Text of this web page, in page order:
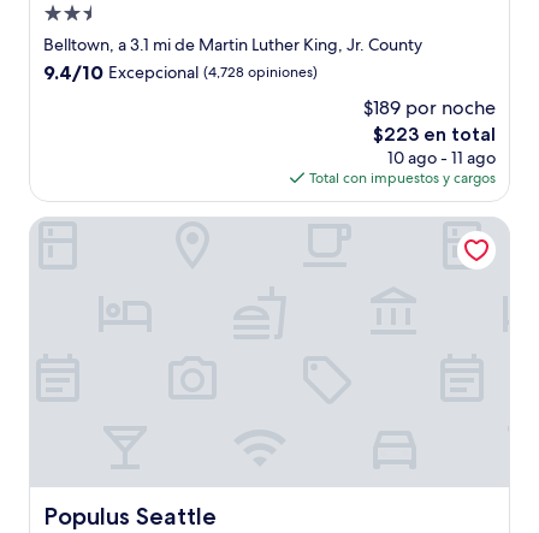
Propiedad
de
2.5
Belltown, a 3.1 mi de Martin Luther King, Jr. County
9.4
9.4/10 Excepcional (4,728 opiniones)
$189 por noche
El
precio
actual
es
de
$223 en total
10 ago - 11 ago
Total con impuestos y cargos
Populus Seattle
Populus Seattle
Populus Seattle